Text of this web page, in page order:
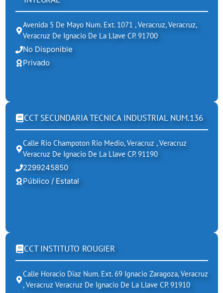
Avenida 5 De Mayo Num. Ext. 1071 , Veracruz, Veracruz,
Veracruz De Ignacio De La Llave CP. 91700
No Disponible
Privado
CCT SECUNDARIA TECNICA INDUSTRIAL NUM.136
Calle Rio Champoton Rio Medio, Veracruz , Veracruz
Veracruz De Ignacio De La Llave CP. 91190
2299245850
Público / Estatal
CCT INSTITUTO ROUGIER
Calle Horacio Diaz Num. Ext. 69 Ignacio Zaragoza, Veracruz
, Veracruz Veracruz De Ignacio De La Llave CP. 91910